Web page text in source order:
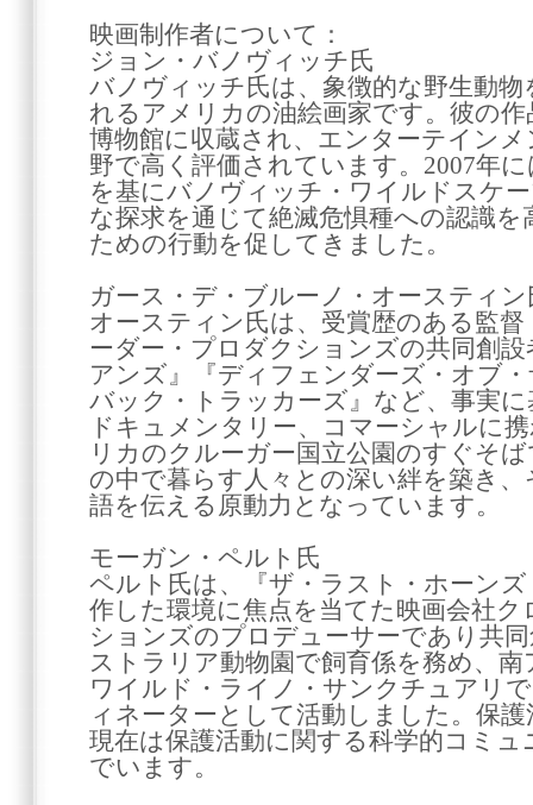
映画制作者について：
ジョン・バノヴィッチ氏
バノヴィッチ氏は、象徴的な野生動
れるアメリカの油絵画家です。彼の
博物館に収蔵され、エンターテイン
野で高く評価されています。2007年
を基にバノヴィッチ・ワイルドスケ
な探求を通じて絶滅危惧種への認識
ための行動を促してきました。
ガース・デ・ブルーノ・オースティン
オースティン氏は、受賞歴のある監
ーダー・プロダクションズの共同創
アンズ』『ディフェンダーズ・オブ
バック・トラッカーズ』など、事実
ドキュメンタリー、コマーシャルに
リカのクルーガー国立公園のすぐそ
の中で暮らす人々との深い絆を築き
語を伝える原動力となっています。
モーガン・ペルト氏
ペルト氏は、『ザ・ラスト・ホーン
作した環境に焦点を当てた映画会社
ションズのプロデューサーであり共
ストラリア動物園で飼育係を務め、
ワイルド・ライノ・サンクチュアリ
ィネーターとして活動しました。保
現在は保護活動に関する科学的コミ
でいます。